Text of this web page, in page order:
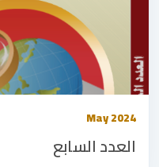
May 2024
العدد السابع